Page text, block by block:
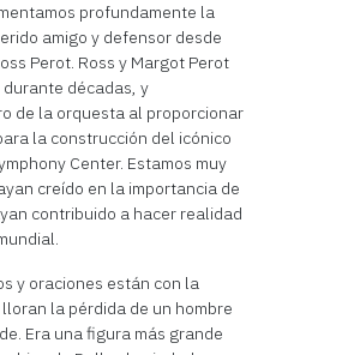
profundamente la
amigo y defensor desde
Perot. Ross y Margot Perot
durante décadas, y
de la orquesta al proporcionar
la construcción del icónico
Center. Estamos muy
creído en la importancia de
contribuido a hacer realidad
y oraciones están con la
la pérdida de un hombre
Era una figura más grande